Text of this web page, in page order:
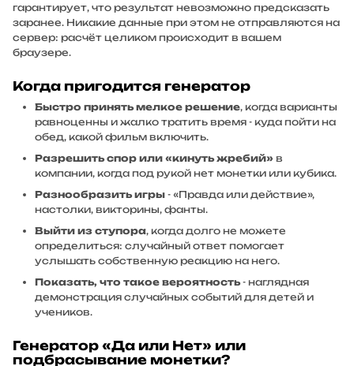
гарантирует, что результат невозможно предсказать
заранее. Никакие данные при этом не отправляются на
сервер: расчёт целиком происходит в вашем
браузере.
Когда пригодится генератор
Быстро принять мелкое решение, когда варианты
равноценны и жалко тратить время - куда пойти на
обед, какой фильм включить.
Разрешить спор или «кинуть жребий» в
компании, когда под рукой нет монетки или кубика.
Разнообразить игры - «Правда или действие»,
настолки, викторины, фанты.
Выйти из ступора, когда долго не можете
определиться: случайный ответ помогает
услышать собственную реакцию на него.
Показать, что такое вероятность- наглядная
демонстрация случайных событий для детей и
учеников.
Генератор «Да или Нет» или
подбрасывание монетки?